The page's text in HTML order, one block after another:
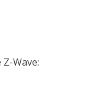
Wave: